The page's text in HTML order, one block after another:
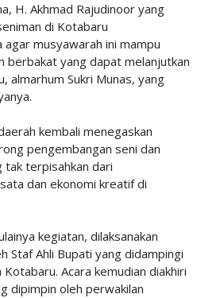
H. Akhmad Rajudinoor yang
di Kotabaru
agar musyawarah ini mampu
berbakat yang dapat melanjutkan
almarhum Sukri Munas, yang
kembali menegaskan
pengembangan seni dan
tak terpisahkan dari
dan ekonomi kreatif di
kegiatan, dilaksanakan
Staf Ahli Bupati yang didampingi
Acara kemudian diakhiri
dipimpin oleh perwakilan